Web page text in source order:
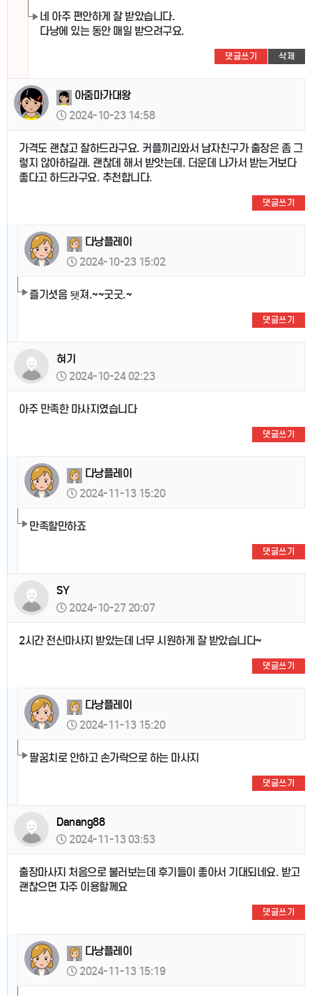
네 아주 편안하게 잘 받았습니다.
다낭에 있는 동안 매일 받으려구요.
댓글쓰기 삭제
아줌마가대왕
2024-10-23 14:58
가격도 괜찮고 잘하드라구요. 커플끼리와서 남자친구가 출장은 좀 그
렇지 않아하길래. 괜찮데 해서 받앗는데. 더운데 나가서 받는거보다
좋다고 하드라구요. 추천합니다.
댓글쓰기
다낭플레이
2024-10-23 15:02
즐기셧음 됏져.~~굿굿.~
댓글쓰기
혀기
2024-10-24 02:23
아주 만족한 마사지였습니다
댓글쓰기
다낭플레이
2024-11-13 15:20
만족할만하죠
댓글쓰기
SY
2024-10-27 20:07
2시간 전신마사지 받았는데 너무 시원하게 잘 받았습니다~
댓글쓰기
다낭플레이
2024-11-13 15:20
팔꿈치로 안하고 손가락으로 하는 마사지
댓글쓰기
Danang88
2024-11-13 03:53
출장마사지 처음으로 불러보는데 후기들이 좋아서 기대되네요. 받고
괜찮으면 자주 이용할께요
댓글쓰기
다낭플레이
2024-11-13 15:19